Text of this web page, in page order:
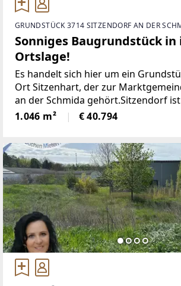
GRUNDSTÜCK 3714 SITZENDORF AN DER
Sonniges Baugrundstück
Ortslage!
Es handelt sich hier um ein
Ort Sitzenhart, der zur
an der Schmida gehört.Sitzendorf
Kilometer entfernt und bietet eine
Infrastruktur, angefangen über
1.046 m² € 40.794